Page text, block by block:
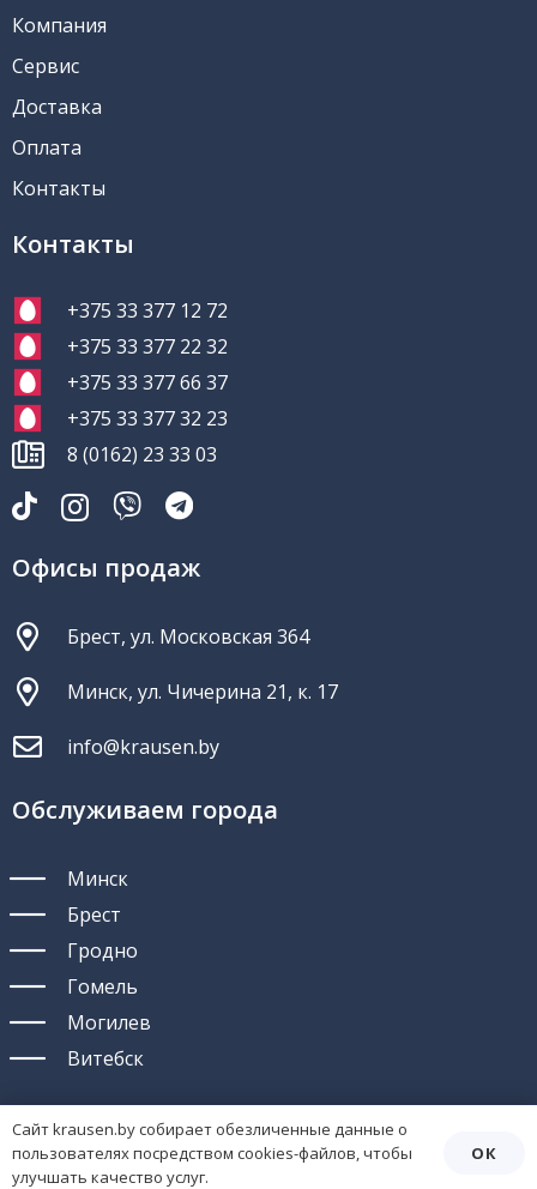
Компания
Сервис
Доставка
Оплата
Контакты
Контакты
+375 33 377 12 72
+375 33 377 22 32
+375 33 377 66 37
+375 33 377 32 23
8 (0162) 23 33 03
Офисы продаж
Брест, ул. Московская 364
Минск, ул. Чичерина 21, к. 17
info@krausen.by
Обслуживаем города
Минск
Брест
Гродно
Гомель
Могилев
Витебск
Сайт krausen.by собирает обезличенные данные о
пользователях посредством cookies-файлов, чтобы
улучшать качество услуг.
ОК